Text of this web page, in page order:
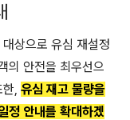
상으로 유심 재설정
의 안전을 최우선으
, 유심 재고 물량을
정 안내를 확대하겠